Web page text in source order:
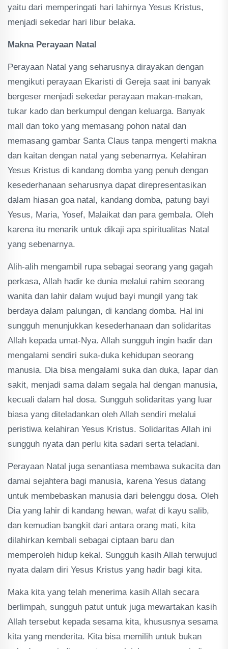
yaitu dari memperingati hari lahirnya Yesus Kristus,
menjadi sekedar hari libur belaka.
Makna Perayaan Natal
Perayaan Natal yang seharusnya dirayakan dengan
mengikuti perayaan Ekaristi di Gereja saat ini banyak
bergeser menjadi sekedar perayaan makan-makan,
tukar kado dan berkumpul dengan keluarga. Banyak
mall dan toko yang memasang pohon natal dan
memasang gambar Santa Claus tanpa mengerti makna
dan kaitan dengan natal yang sebenarnya. Kelahiran
Yesus Kristus di kandang domba yang penuh dengan
kesederhanaan seharusnya dapat direpresentasikan
dalam hiasan goa natal, kandang domba, patung bayi
Yesus, Maria, Yosef, Malaikat dan para gembala. Oleh
karena itu menarik untuk dikaji apa spiritualitas Natal
yang sebenarnya.
Alih-alih mengambil rupa sebagai seorang yang gagah
perkasa, Allah hadir ke dunia melalui rahim seorang
wanita dan lahir dalam wujud bayi mungil yang tak
berdaya dalam palungan, di kandang domba. Hal ini
sungguh menunjukkan kesederhanaan dan solidaritas
Allah kepada umat-Nya. Allah sungguh ingin hadir dan
mengalami sendiri suka-duka kehidupan seorang
manusia. Dia bisa mengalami suka dan duka, lapar dan
sakit, menjadi sama dalam segala hal dengan manusia,
kecuali dalam hal dosa. Sungguh solidaritas yang luar
biasa yang diteladankan oleh Allah sendiri melalui
peristiwa kelahiran Yesus Kristus. Solidaritas Allah ini
sungguh nyata dan perlu kita sadari serta teladani.
Perayaan Natal juga senantiasa membawa sukacita dan
damai sejahtera bagi manusia, karena Yesus datang
untuk membebaskan manusia dari belenggu dosa. Oleh
Dia yang lahir di kandang hewan, wafat di kayu salib,
dan kemudian bangkit dari antara orang mati, kita
dilahirkan kembali sebagai ciptaan baru dan
memperoleh hidup kekal. Sungguh kasih Allah terwujud
nyata dalam diri Yesus Kristus yang hadir bagi kita.
Maka kita yang telah menerima kasih Allah secara
berlimpah, sungguh patut untuk juga mewartakan kasih
Allah tersebut kepada sesama kita, khususnya sesama
kita yang menderita. Kita bisa memilih untuk bukan